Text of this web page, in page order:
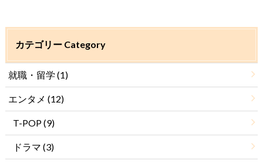
カテゴリー Category
就職・留学 (1)
エンタメ (12)
T-POP(9)
ドラマ (3)